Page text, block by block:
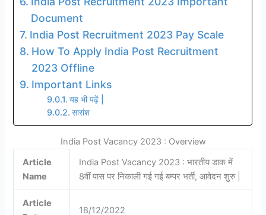
Document
India Post Recruitment 2023 Pay Scale
How To Apply India Post Recruitment
2023 Offline
Important Links
यह भी पढ़ें |
सारांश
India Post Vacancy 2023 : Overview
Article
Name
India Post Vacancy 2023 : भारतीय डाक में
8वीं पास पर निकाली गई गई बम्पर भर्ती, आवेदन शुरु |
Article
18/12/2022